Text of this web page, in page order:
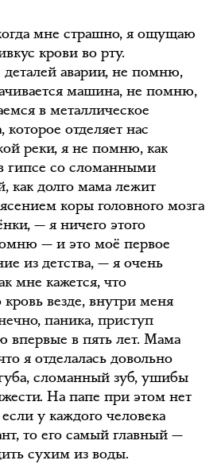
мне страшно, я ощущаю
крови во рту.
аварии, не помню,
машина, не помню,
в металлическое
отделяет нас
реки, я не помню, как
гипсе со сломанными
как долго мама лежит
коры головного мозга
— я ничего этого
— и это моё первое
из детства, — я очень
мне кажется, что
везде, внутри меня
паника, приступ
впервые в пять лет. Мама
я отделалась довольно
сломанный зуб, ушибы
На папе при этом нет
у каждого человека
то его самый главный —
сухим из воды.